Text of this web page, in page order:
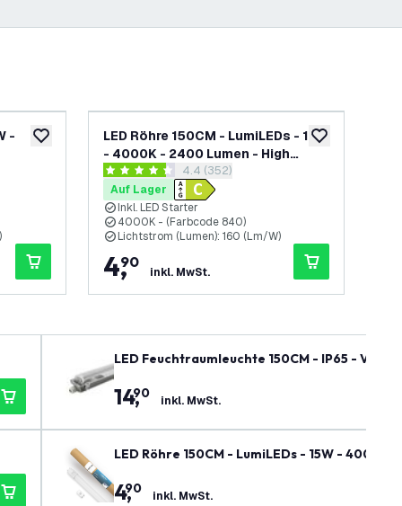
zur Wunschliste hinzufügen
-
zur
LED Röhre 150CM - LumiLEDs - 15W
- 4000K - 2400 Lumen - High
EfficiencyBewertungsbereich öffnen
4.4 Bewertungssterne
4.4 (352)
Auf Lager
Inkl. LED Starter
4000K - (Farbcode 840)
Lichtstrom (Lumen): 160 (Lm/W)
4,
90
inkl. MwSt.
LED Feuchtraumleuchte 150CM - IP65 -
14,
90 inkl. MwSt.
LED Röhre 150CM - LumiLEDs - 15W -
4,
90 inkl. MwSt.